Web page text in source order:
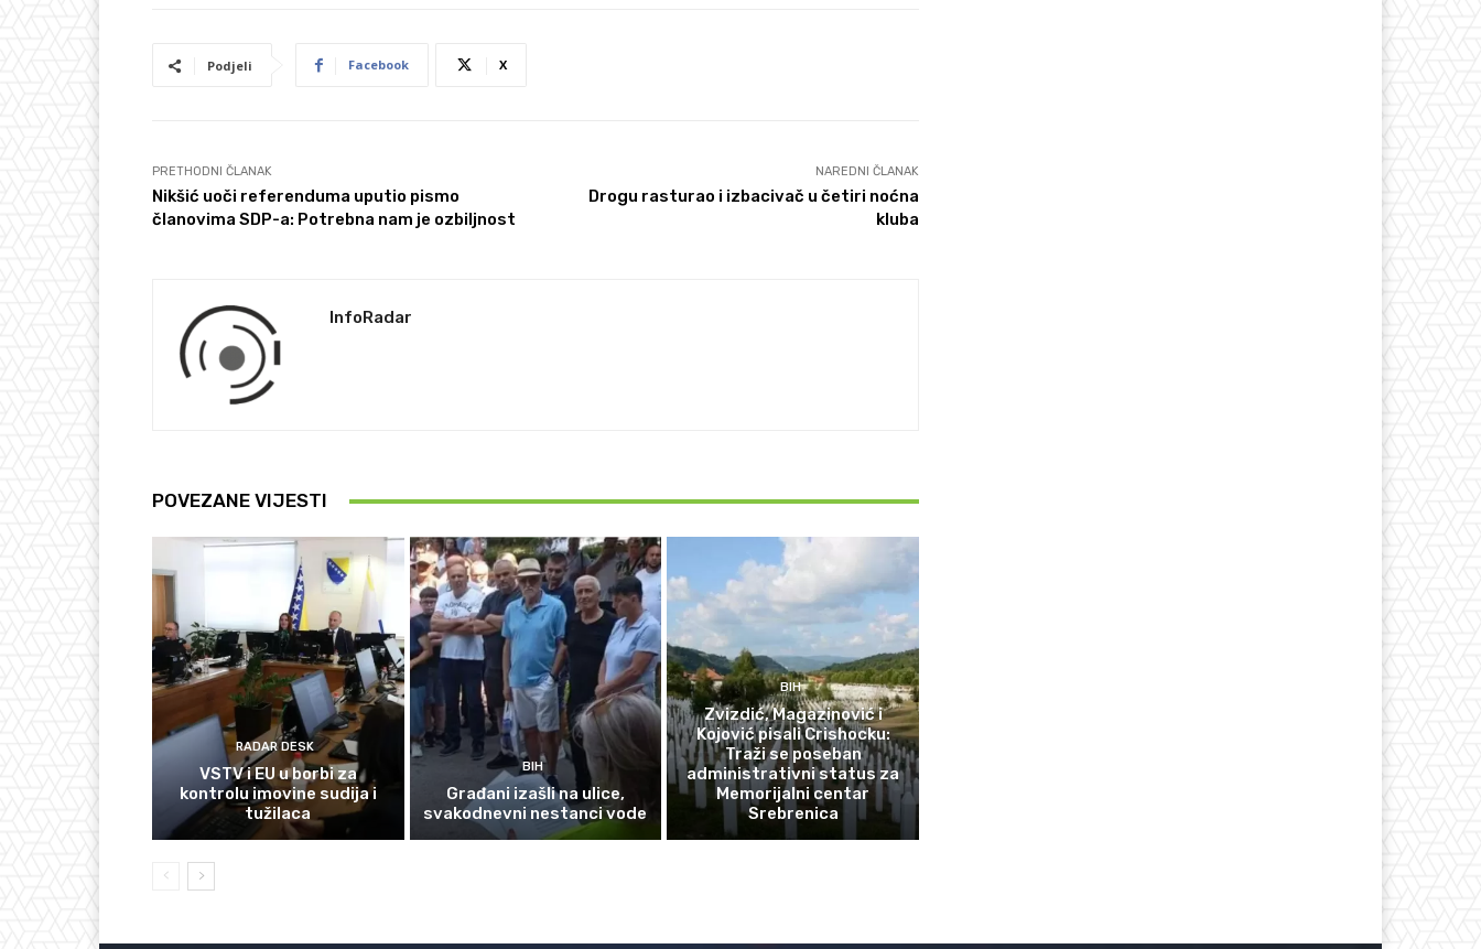
Podjeli Facebook X
PRETHODNI ČLANAK
Nikšić uoči referenduma uputio pismo
članovima SDP-a: Potrebna nam je ozbiljnost
NAREDNI ČLANAK
Drogu rasturao i izbacivač u četiri noćna
kluba
InfoRadar
POVEZANE VIJESTI
RADAR DESK
VSTV i EU u borbi za
kontrolu imovine sudija i
tužilaca
BIH
Građani izašli na ulice,
svakodnevni nestanci vode
BIH
Zvizdić, Magazinović i
Kojović pisali Crishocku:
Traži se poseban
administrativni status za
Memorijalni centar
Srebrenica